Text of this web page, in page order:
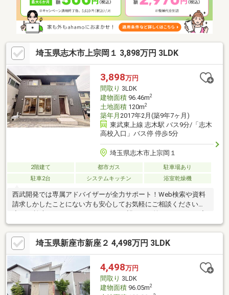
気軽にお問合せ下さい♪☆当社HPで詳しい詳細公開中！▼下の関
連リンクより
埼玉県志木市上宗岡１ 3,898万円 3LDK
3,898万円
間取り 3LDK
建物面積96.46m2
土地面積120m2
築年月 2017年2月(築9年7ヶ月)
東武東上線 志木駅 バス9分/「志木
高校入口」バス停 停歩5分
埼玉県志木市上宗岡１
2階建て 都市ガス
駐車場あり
駐車2台
システムキッチン 浴室乾燥機
西武開発では専属アドバイザーが全力サポート！Web検索や資料
請求しかしたことにない方も安心してお気軽にご相談ください。
ホームページ未掲載物件や当社でしか扱っていない物件からも厳
選してオススメ物件をご紹介！◆アドバイザー全員が損害保険募
集人資格保持者アフターフォローもおまかせください！◆お住ま
いの購入にかかわる住宅ローン【フラット35】・【家電販売】・
【家具販売】・【保険の見直し】等におせっかいをする会社で
す！
埼玉県新座市新座２ 4,498万円 3LDK
4,498万円
間取り 3LDK
建物面積96.05m2